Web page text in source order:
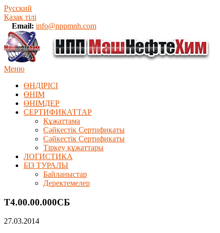
Русский
Қазақ тілі
Email: info@nppmnh.com
Меню
ӨНДІРІСІ
ӨНІМ
ӨHIМДЕР
СЕРТИФИКАТТАР
Құжаттама
Сәйкестік Сертификаты
Сәйкестік Сертификаты
Тіркеу құжаттары
ЛОГИСТИКА
БІЗ ТУРАЛЫ
Байланыстар
Деректемелер
Т4.00.00.000СБ
27.03.2014